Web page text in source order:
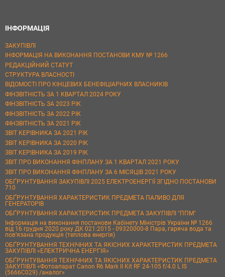
ІНФОРМАЦІЯ
ЗАКУПІВЛІ
ІНФОРМАЦІЯ НА ВИКОНАННЯ ПОСТАНОВИ КМУ № 1266
РЕДАКЦІЙНИЙ СТАТУТ
СТРУКТУРА ВЛАСНОСТІ
ВІДОМОСТІ ПРО КІНЦЕВИХ БЕНЕФІЦІАРНИХ ВЛАСНИКІВ
ФІНЗВІТНІСТЬ ЗА 1 КВАРТАЛ 2024 РОКУ
ФІНЗВІТНІСТЬ ЗА 2023 РІК
ФІНЗВІТНІСТЬ ЗА 2022 РІК
ФІНЗВІТНІСТЬ ЗА 2021 РІК
ЗВІТ КЕРІВНИКА ЗА 2021 РІК
ЗВІТ КЕРІВНИКА ЗА 2020 РІК
ЗВІТ КЕРІВНИКА ЗА 2019 РІК
ЗВІТ ПРО ВИКОНАННЯ ФІНПЛАНУ ЗА 1 КВАРТАЛ 2021 РОКУ
ЗВІТ ПРО ВИКОНАННЯ ФІНПЛАНУ ЗА 6 МІСЯЦІВ 2021 РОКУ
ОБҐРУНТУВАННЯ ЗАКУПІВЛІ 2025 ЕЛЕКТРОЕНЕРГІЇ ЗГІДНО ПОСТАНОВИ
710
ОБҐРУНТУВАННЯ ХАРАКТЕРИСТИК ПРЕДМЕТА ПАЛИВО ДЛЯ
ГЕНЕРАТОРІВ
ОБҐРУНТУВАННЯ ХАРАКТЕРИСТИК ПРЕДМЕТА ЗАКУПІВЛІ "ППМ"
Інформація на виконання постанови Кабінету Міністрів України № 1266
від 16 грудня 2020 року ДК 021:2015 - 09320000-8 Пара, гаряча вода та
пов’язана продукція (теплова енергія)
ОБҐРУНТУВАННЯ ТЕХНІЧНИХ ТА ЯКІСНИХ ХАРАКТЕРИСТИК ПРЕДМЕТА
ЗАКУПІВЛІ «ЕЛЕКТРИЧНА ЕНЕРГІЯ»
ОБҐРУНТУВАННЯ ТЕХНІЧНИХ ТА ЯКІСНИХ ХАРАКТЕРИСТИК ПРЕДМЕТА
ЗАКУПІВЛІ «Фотоапарат Canon R6 Mark II Kit RF 24-105 f/4.0 L IS
(5666C029) /аналог»